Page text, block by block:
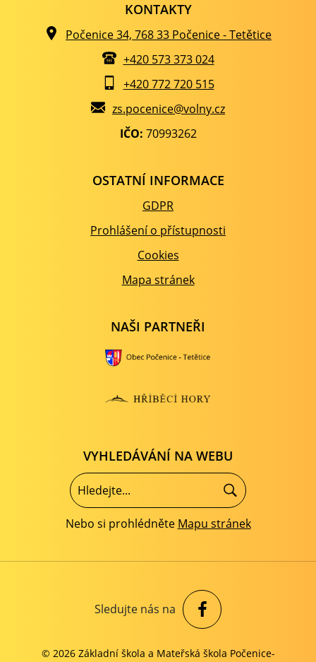
KONTAKTY
Počenice 34, 768 33 Počenice - Tetětice
+420 573 373 024
+420 772 720 515
zs.pocenice@volny.cz
IČO: 70993262
OSTATNÍ INFORMACE
GDPR
Prohlášení o přístupnosti
Cookies
Mapa stránek
NAŠI PARTNEŘI
VYHLEDÁVÁNÍ NA WEBU
Nebo si prohlédněte Mapu stránek
© 2026 Základní škola a Mateřská škola Počenice-
Sledujte nás na